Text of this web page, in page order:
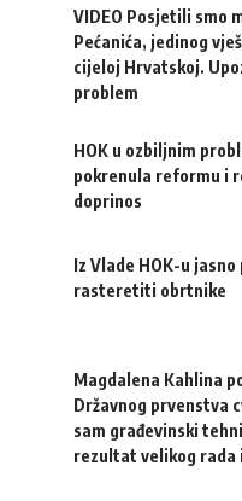
VIDEO Posjetili smo
Pećanića, jedinog
cijeloj Hrvatskoj.
problem
HOK u ozbiljnim
pokrenula reformu i
doprinos
Iz Vlade HOK-u
rasteretiti obrtnike
Magdalena Kahlina
Državnog prvenstva
sam građevinski
rezultat velikog rada